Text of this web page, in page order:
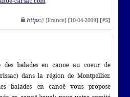
https:// [France] [10-04-2009] [#5]
des balades en canoë au coeur de
dans la région de Montpellier.
balades en canoë vous propose